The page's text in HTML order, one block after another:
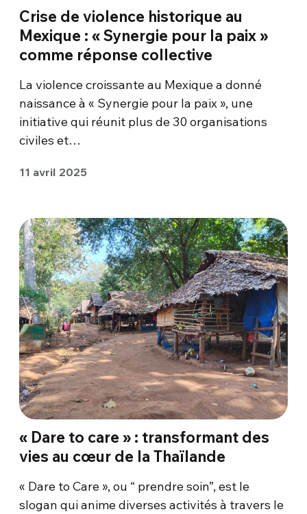
Crise de violence historique au
Mexique : « Synergie pour la paix »
comme réponse collective
La violence croissante au Mexique a donné
naissance à « Synergie pour la paix », une
initiative qui réunit plus de 30 organisations
civiles et…
11 avril 2025
« Dare to care » : transformant des
vies au cœur de la Thaïlande
« Dare to Care », ou “ prendre soin”, est le
slogan qui anime diverses activités à travers le